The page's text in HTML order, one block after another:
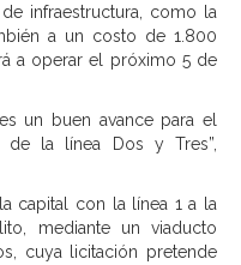
infraestructura, como la
a un costo de 1.800
a operar el próximo 5 de
un buen avance para el
de la línea Dos y Tres”,
capital con la línea 1 a la
mediante un viaducto
cuya licitación pretende